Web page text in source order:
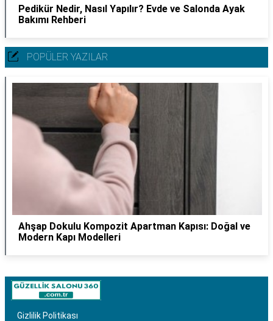
Pedikür Nedir, Nasıl Yapılır? Evde ve Salonda Ayak
Bakımı Rehberi
POPÜLER YAZILAR
Ahşap Dokulu Kompozit Apartman Kapısı: Doğal ve
Modern Kapı Modelleri
Gizlilik Politikası